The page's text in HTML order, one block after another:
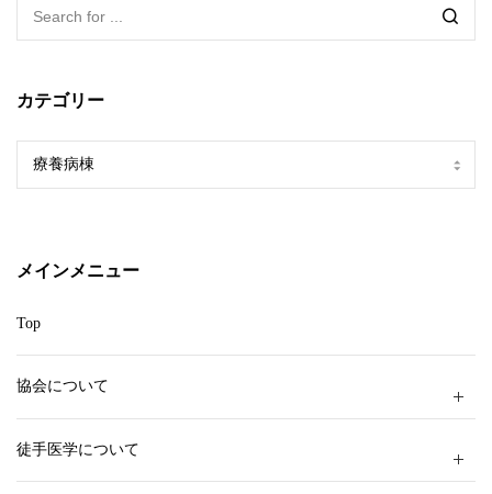
カテゴリー
メインメニュー
Top
協会について
徒手医学について